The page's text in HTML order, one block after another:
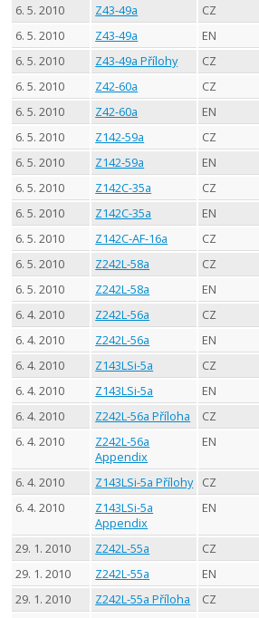
6. 5. 2010 Z43-49a CZ
6. 5. 2010
Z43-49a EN
6. 5. 2010
Z43-49a Přílohy CZ
6. 5. 2010
Z42-60a CZ
6. 5. 2010
Z42-60a EN
6. 5. 2010
Z142-59a CZ
6. 5. 2010
Z142-59a EN
6. 5. 2010
Z142C-35a CZ
6. 5. 2010
Z142C-35a EN
6. 5. 2010
Z142C-AF-16a CZ
6. 5. 2010
Z242L-58a CZ
6. 5. 2010
Z242L-58a EN
6. 4. 2010
Z242L-56a CZ
6. 4. 2010
Z242L-56a EN
6. 4. 2010
Z143LSi-5a CZ
6. 4. 2010
Z143LSi-5a EN
6. 4. 2010
Z242L-56a Příloha CZ
6. 4. 2010
Z242L-56a
Appendix
EN
6. 4. 2010 Z143LSi-5a Přílohy CZ
6. 4. 2010
Z143LSi-5a
Appendix
EN
29. 1. 2010 Z242L-55a CZ
29. 1. 2010
Z242L-55a EN
29. 1. 2010
Z242L-55a Příloha CZ